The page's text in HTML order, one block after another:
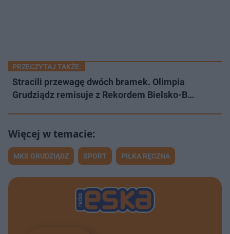
PRZECZYTAJ TAKŻE:
Stracili przewagę dwóch bramek. Olimpia
Grudziądz remisuje z Rekordem Bielsko-B…
MKS GRUDZIĄDZ SPORT PIŁKA RĘCZNA